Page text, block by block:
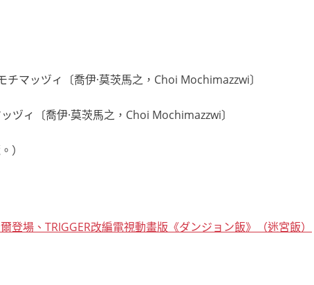
ヅィ〔喬伊·莫茨馬之，Choi Mochimazzwi〕
）